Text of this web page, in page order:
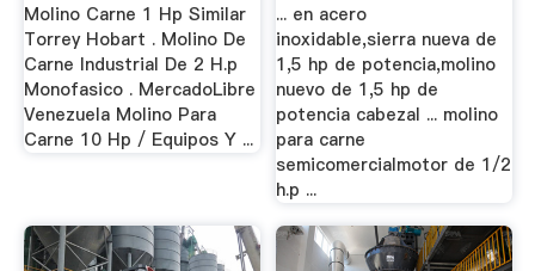
Molino Carne 1 Hp Similar
Torrey Hobart . Molino De
Carne Industrial De 2 H.p
Monofasico . MercadoLibre
Venezuela Molino Para
Carne 10 Hp / Equipos Y ...
... en acero
inoxidable,sierra nueva de
1,5 hp de potencia,molino
nuevo de 1,5 hp de
potencia cabezal ... molino
para carne
semicomercialmotor de 1/2
h.p ...